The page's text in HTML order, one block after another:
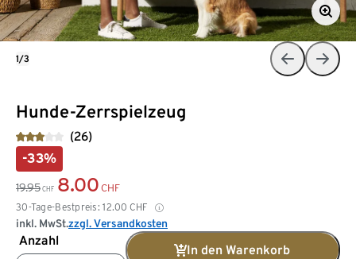
Hunde-Zerrspielzeug
(26)
-33%
19.95 CHF 8.00 CHF
30-Tage-Bestpreis: 12.00 CHF
inkl. MwSt.zzgl. Versandkosten
Anzahl
In den Warenkorb
1/3